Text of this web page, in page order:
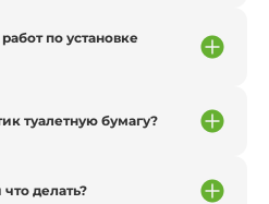
по установке
туалетную бумагу?
делать?